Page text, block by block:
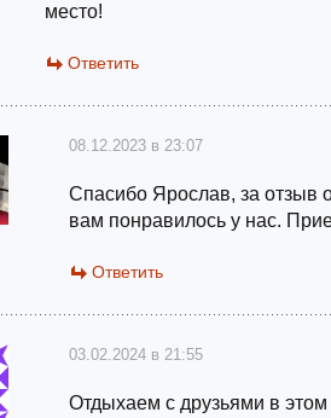
место!
Ответить
08.12.2023 в 23:07
Спасибо Ярослав, за отзыв
вам понравилось у нас.
Ответить
03.02.2024 в 21:55
Отдыхаем с друзьями в